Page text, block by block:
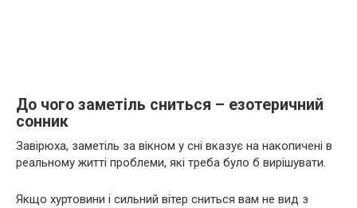
До чого заметіль сниться – езотеричний
сонник
Завірюха, заметіль за вікном у сні вказує на накопичені в
реальному житті проблеми, які треба було б вирішувати.
Якщо хуртовини і сильний вітер сниться вам не вид з